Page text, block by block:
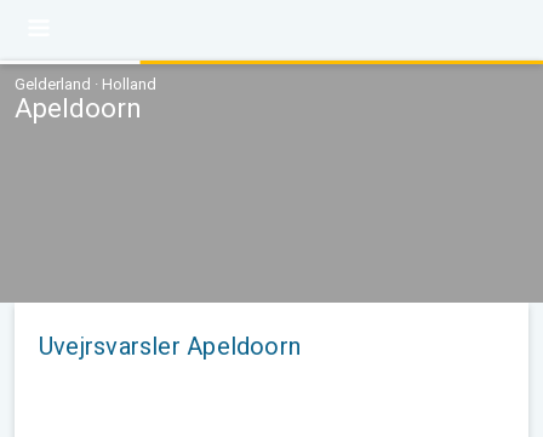
Gelderland · Holland
Apeldoorn
Uvejrsvarsler Apeldoorn